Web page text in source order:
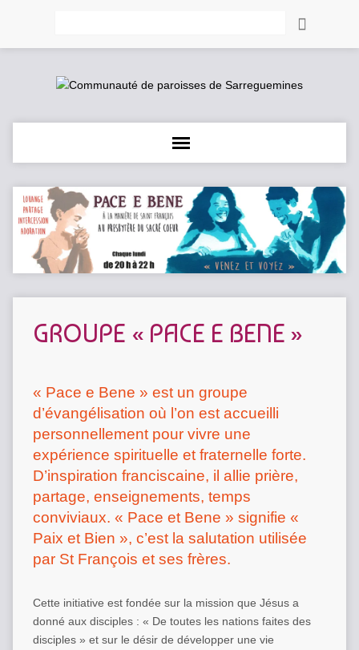
GROUPE « PACE E BENE »
« Pace e Bene » est un groupe
d’évangélisation où l’on est accueilli
personnellement pour vivre une
expérience spirituelle et fraternelle forte.
D’inspiration franciscaine, il allie prière,
partage, enseignements, temps
conviviaux. « Pace et Bene » signifie «
Paix et Bien », c’est la salutation utilisée
par St François et ses frères.
Cette initiative est fondée sur la mission que Jésus a
donné aux disciples : « De toutes les nations faites des
disciples » et sur le désir de développer une vie